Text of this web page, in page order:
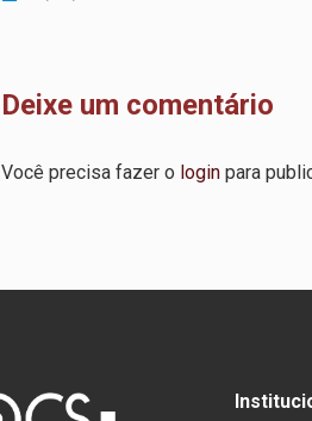
Deixe um comentário
Você precisa fazer o login para